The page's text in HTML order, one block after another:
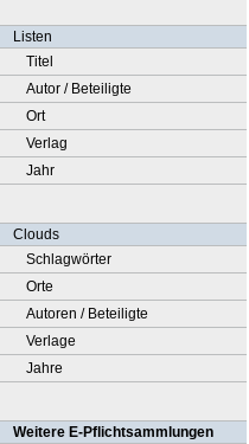
Listen
Titel
Autor / Beteiligte
Ort
Verlag
Jahr
Clouds
Schlagwörter
Orte
Autoren / Beteiligte
Verlage
Jahre
Weitere E-Pflichtsammlungen